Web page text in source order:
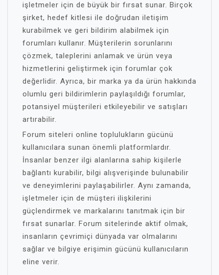
işletmeler için de büyük bir fırsat sunar. Birçok
şirket, hedef kitlesi ile doğrudan iletişim
kurabilmek ve geri bildirim alabilmek için
forumları kullanır. Müşterilerin sorunlarını
çözmek, taleplerini anlamak ve ürün veya
hizmetlerini geliştirmek için forumlar çok
değerlidir. Ayrıca, bir marka ya da ürün hakkında
olumlu geri bildirimlerin paylaşıldığı forumlar,
potansiyel müşterileri etkileyebilir ve satışları
artırabilir.
Forum siteleri online toplulukların gücünü
kullanıcılara sunan önemli platformlardır.
İnsanlar benzer ilgi alanlarına sahip kişilerle
bağlantı kurabilir, bilgi alışverişinde bulunabilir
ve deneyimlerini paylaşabilirler. Aynı zamanda,
işletmeler için de müşteri ilişkilerini
güçlendirmek ve markalarını tanıtmak için bir
fırsat sunarlar. Forum sitelerinde aktif olmak,
insanların çevrimiçi dünyada var olmalarını
sağlar ve bilgiye erişimin gücünü kullanıcıların
eline verir.